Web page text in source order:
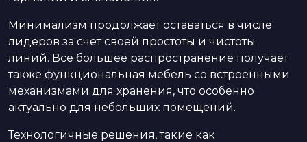
Минимализм продолжает оставаться в числе
лидеров за счет своей простоты и чистоты
линий. Все большее распространение получает
также функциональная мебель со встроенными
механизмами для хранения, что особенно
актуально для небольших помещений.
Технологичные решения, такие как